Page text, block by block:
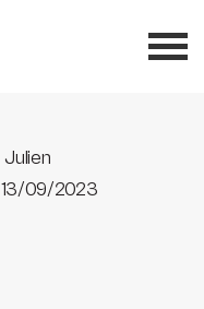
Julien
13/09/2023